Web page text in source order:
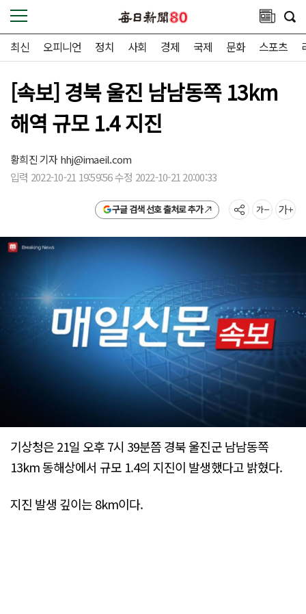
최신 오피니언 정치 사회 경제 국제 문화 스포츠
[속보] 경북 울진 남남동쪽 13km
해역 규모 1.4 지진
황희진 기자hhj@imaeil.com
입력 2022-10-21 19:59:56 수정 2022-10-21 20:00:33
구글 검색 선호 출처로 추가
기상청은 21일 오후 7시 39분쯤 경북 울진군 남남동쪽
13km 동해상에서 규모 1.4의 지진이 발생했다고 밝혔다.
지진 발생 깊이는 8km이다.